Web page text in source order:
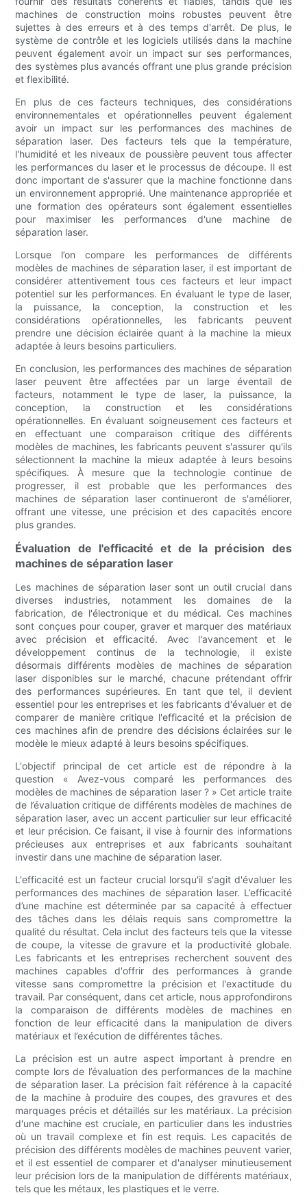
machines de construction moins robustes peuvent être
sujettes à des erreurs et à des temps d'arrêt. De plus, le
système de contrôle et les logiciels utilisés dans la machine
peuvent également avoir un impact sur ses performances,
des systèmes plus avancés offrant une plus grande précision
et flexibilité.
En plus de ces facteurs techniques, des considérations
environnementales et opérationnelles peuvent également
avoir un impact sur les performances des machines de
séparation laser. Des facteurs tels que la température,
l'humidité et les niveaux de poussière peuvent tous affecter
les performances du laser et le processus de découpe. Il est
donc important de s'assurer que la machine fonctionne dans
un environnement approprié. Une maintenance appropriée et
une formation des opérateurs sont également essentielles
pour maximiser les performances d'une machine de
séparation laser.
Lorsque l’on compare les performances de différents
modèles de machines de séparation laser, il est important de
considérer attentivement tous ces facteurs et leur impact
potentiel sur les performances. En évaluant le type de laser,
la puissance, la conception, la construction et les
considérations opérationnelles, les fabricants peuvent
prendre une décision éclairée quant à la machine la mieux
adaptée à leurs besoins particuliers.
En conclusion, les performances des machines de séparation
laser peuvent être affectées par un large éventail de
facteurs, notamment le type de laser, la puissance, la
conception, la construction et les considérations
opérationnelles. En évaluant soigneusement ces facteurs et
en effectuant une comparaison critique des différents
modèles de machines, les fabricants peuvent s'assurer qu'ils
sélectionnent la machine la mieux adaptée à leurs besoins
spécifiques. À mesure que la technologie continue de
progresser, il est probable que les performances des
machines de séparation laser continueront de s'améliorer,
offrant une vitesse, une précision et des capacités encore
plus grandes.
Évaluation de l'efficacité et de la précision des
machines de séparation laser
Les machines de séparation laser sont un outil crucial dans
diverses industries, notamment les domaines de la
fabrication, de l'électronique et du médical. Ces machines
sont conçues pour couper, graver et marquer des matériaux
avec précision et efficacité. Avec l'avancement et le
développement continus de la technologie, il existe
désormais différents modèles de machines de séparation
laser disponibles sur le marché, chacune prétendant offrir
des performances supérieures. En tant que tel, il devient
essentiel pour les entreprises et les fabricants d'évaluer et de
comparer de manière critique l'efficacité et la précision de
ces machines afin de prendre des décisions éclairées sur le
modèle le mieux adapté à leurs besoins spécifiques.
L'objectif principal de cet article est de répondre à la
question « Avez-vous comparé les performances des
modèles de machines de séparation laser ? » Cet article traite
de l’évaluation critique de différents modèles de machines de
séparation laser, avec un accent particulier sur leur efficacité
et leur précision. Ce faisant, il vise à fournir des informations
précieuses aux entreprises et aux fabricants souhaitant
investir dans une machine de séparation laser.
L'efficacité est un facteur crucial lorsqu'il s'agit d'évaluer les
performances des machines de séparation laser. L’efficacité
d’une machine est déterminée par sa capacité à effectuer
des tâches dans les délais requis sans compromettre la
qualité du résultat. Cela inclut des facteurs tels que la vitesse
de coupe, la vitesse de gravure et la productivité globale.
Les fabricants et les entreprises recherchent souvent des
machines capables d'offrir des performances à grande
vitesse sans compromettre la précision et l'exactitude du
travail. Par conséquent, dans cet article, nous approfondirons
la comparaison de différents modèles de machines en
fonction de leur efficacité dans la manipulation de divers
matériaux et l’exécution de différentes tâches.
La précision est un autre aspect important à prendre en
compte lors de l’évaluation des performances de la machine
de séparation laser. La précision fait référence à la capacité
de la machine à produire des coupes, des gravures et des
marquages ​​précis et détaillés sur les matériaux. La précision
d'une machine est cruciale, en particulier dans les industries
où un travail complexe et fin est requis. Les capacités de
précision des différents modèles de machines peuvent varier,
et il est essentiel de comparer et d'analyser minutieusement
leur précision lors de la manipulation de différents matériaux,
tels que les métaux, les plastiques et le verre.